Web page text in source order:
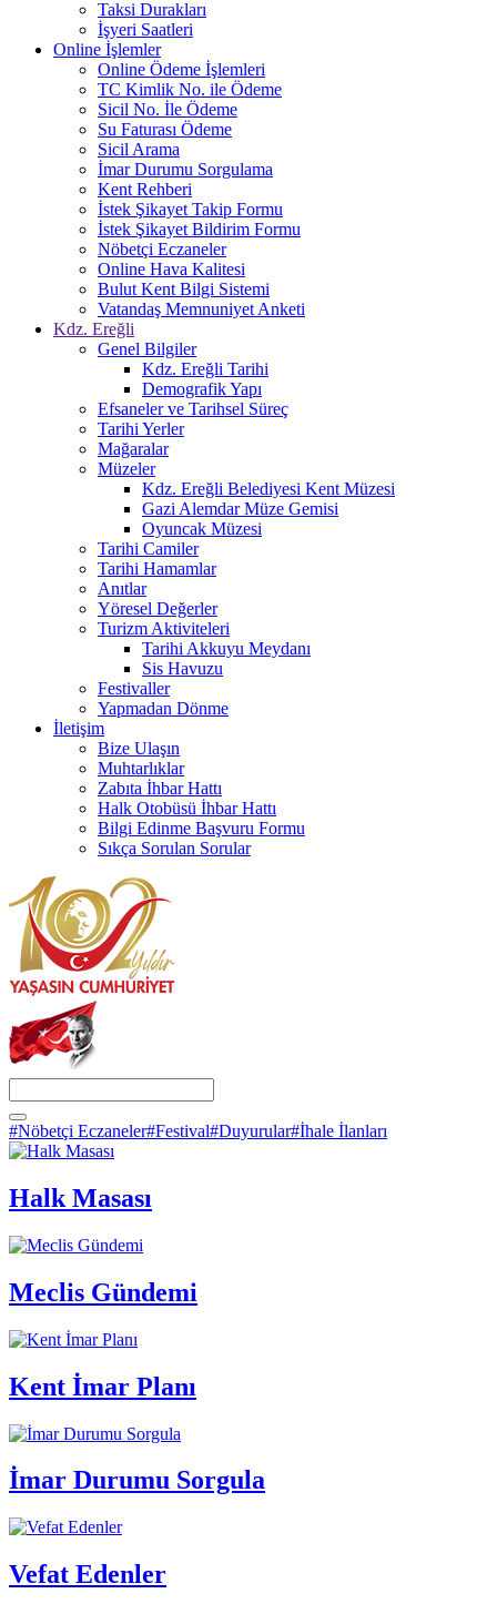
Taksi Durakları
İşyeri Saatleri
Online İşlemler
Online Ödeme İşlemleri
TC Kimlik No. ile Ödeme
Sicil No. İle Ödeme
Su Faturası Ödeme
Sicil Arama
İmar Durumu Sorgulama
Kent Rehberi
İstek Şikayet Takip Formu
İstek Şikayet Bildirim Formu
Nöbetçi Eczaneler
Online Hava Kalitesi
Bulut Kent Bilgi Sistemi
Vatandaş Memnuniyet Anketi
Kdz. Ereğli
Genel Bilgiler
Kdz. Ereğli Tarihi
Demografik Yapı
Efsaneler ve Tarihsel Süreç
Tarihi Yerler
Mağaralar
Müzeler
Kdz. Ereğli Belediyesi Kent Müzesi
Gazi Alemdar Müze Gemisi
Oyuncak Müzesi
Tarihi Camiler
Tarihi Hamamlar
Anıtlar
Yöresel Değerler
Turizm Aktiviteleri
Tarihi Akkuyu Meydanı
Sis Havuzu
Festivaller
Yapmadan Dönme
İletişim
Bize Ulaşın
Muhtarlıklar
Zabıta İhbar Hattı
Halk Otobüsü İhbar Hattı
Bilgi Edinme Başvuru Formu
Sıkça Sorulan Sorular
#Nöbetçi Eczaneler#Festival#Duyurular#İhale İlanları
Halk Masası
Meclis Gündemi
Kent İmar Planı
İmar Durumu Sorgula
Vefat Edenler